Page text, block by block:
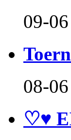
09-06
08-06
♡♥